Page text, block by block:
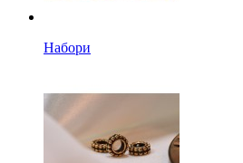
Набори